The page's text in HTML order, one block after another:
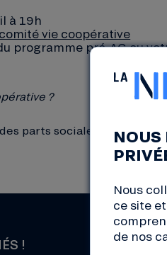
à 19h
comité vie coopérative​​​​​
programme pré-AG ou
?
parts sociales pour
!
NOUS
Nous
ce site
de nos